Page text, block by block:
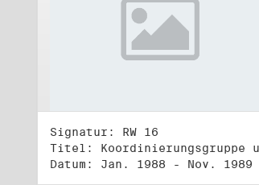
Signatur: RW 16
Datum: Jan. 1988 - Nov. 1989